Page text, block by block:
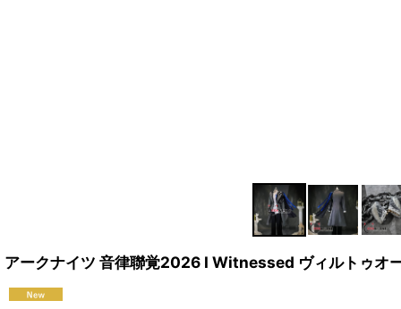
アークナイツ 音律聯覚2026 I Witnessed ヴィルトゥオ